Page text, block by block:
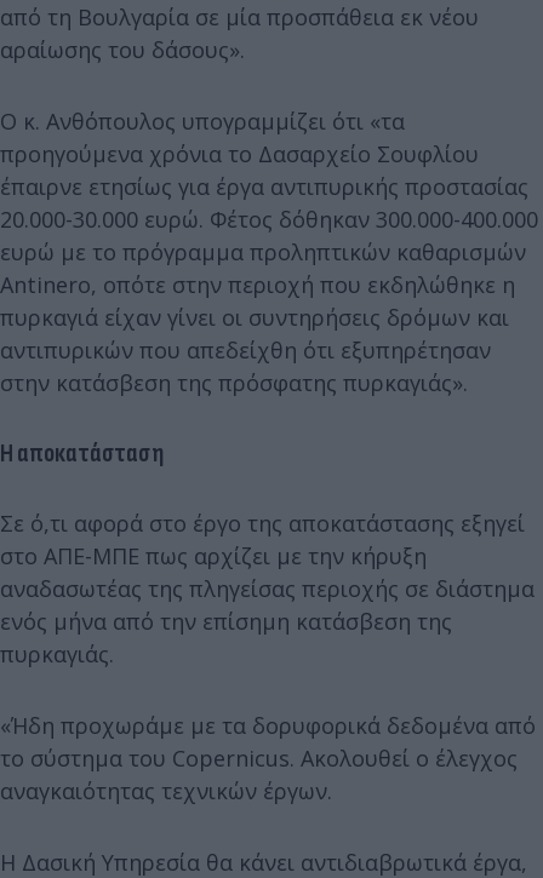
από τη Βουλγαρία σε μία προσπάθεια εκ νέου
αραίωσης του δάσους».
Ο κ. Ανθόπουλος υπογραμμίζει ότι «τα
προηγούμενα χρόνια το Δασαρχείο Σουφλίου
έπαιρνε ετησίως για έργα αντιπυρικής προστασίας
20.000-30.000 ευρώ. Φέτος δόθηκαν 300.000-400.000
ευρώ με το πρόγραμμα προληπτικών καθαρισμών
Antinero, οπότε στην περιοχή που εκδηλώθηκε η
πυρκαγιά είχαν γίνει οι συντηρήσεις δρόμων και
αντιπυρικών που απεδείχθη ότι εξυπηρέτησαν
στην κατάσβεση της πρόσφατης πυρκαγιάς».
Η αποκατάσταση
Σε ό,τι αφορά στο έργο της αποκατάστασης εξηγεί
στο ΑΠΕ-ΜΠΕ πως αρχίζει με την κήρυξη
αναδασωτέας της πληγείσας περιοχής σε διάστημα
ενός μήνα από την επίσημη κατάσβεση της
πυρκαγιάς.
«Ήδη προχωράμε με τα δορυφορικά δεδομένα από
το σύστημα του Copernicus. Ακολουθεί ο έλεγχος
αναγκαιότητας τεχνικών έργων.
Η Δασική Υπηρεσία θα κάνει αντιδιαβρωτικά έργα,